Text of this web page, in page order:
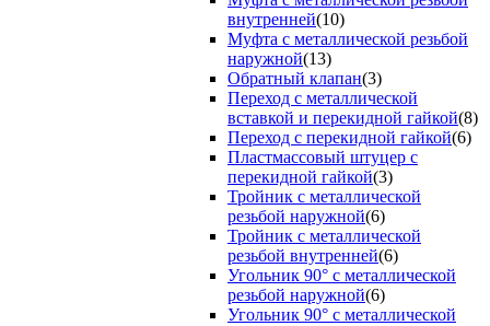
внутренней(10)
Муфта с металлической резьбой
наружной(13)
Обратный клапан(3)
Переход с металлической
вставкой и перекидной гайкой(8)
Переход с перекидной гайкой(6)
Пластмассовый штуцер с
перекидной гайкой(3)
Тройник с металлической
резьбой наружной(6)
Тройник с металлической
резьбой внутренней(6)
Угольник 90° с металлической
резьбой наружной(6)
Угольник 90° с металлической